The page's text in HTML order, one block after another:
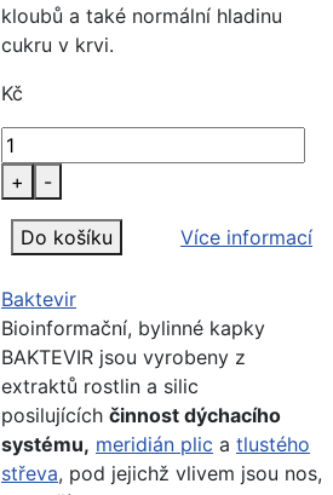
kloubů a také normální hladinu
cukru v krvi.
Kč
+ -
Do košíku Více informací
Baktevir
Bioinformační, bylinné kapky
BAKTEVIR jsou vyrobeny z
extraktů rostlin a silic
posilujících činnost dýchacího
systému, meridián plic a tlustého
střeva, pod jejichž vlivem jsou nos,